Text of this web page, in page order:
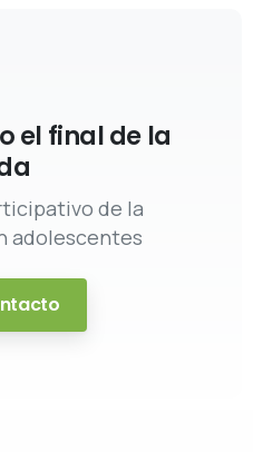
el final de la
de la
adolescentes